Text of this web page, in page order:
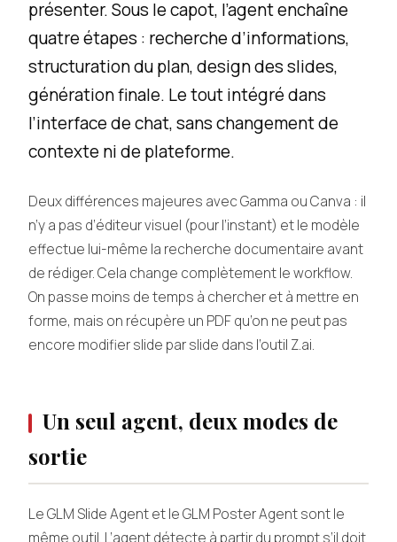
présenter. Sous le capot, l’agent enchaîne
quatre étapes : recherche d’informations,
structuration du plan, design des slides,
génération finale. Le tout intégré dans
l’interface de chat, sans changement de
contexte ni de plateforme.
Deux différences majeures avec Gamma ou Canva : il
n’y a pas d’éditeur visuel (pour l’instant) et le modèle
effectue lui-même la recherche documentaire avant
de rédiger. Cela change complètement le workflow.
On passe moins de temps à chercher et à mettre en
forme, mais on récupère un PDF qu’on ne peut pas
encore modifier slide par slide dans l’outil Z.ai.
Un seul agent, deux modes de
sortie
Le GLM Slide Agent et le GLM Poster Agent sont le
même outil. L’agent détecte à partir du prompt s’il doit